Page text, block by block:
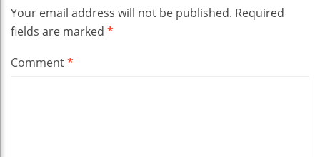
Your email address will not be published. Required
fields are marked *
Comment*